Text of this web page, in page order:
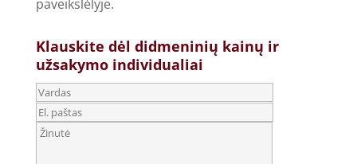
paveikslėlyje.
Klauskite dėl didmeninių kainų ir
užsakymo individualiai